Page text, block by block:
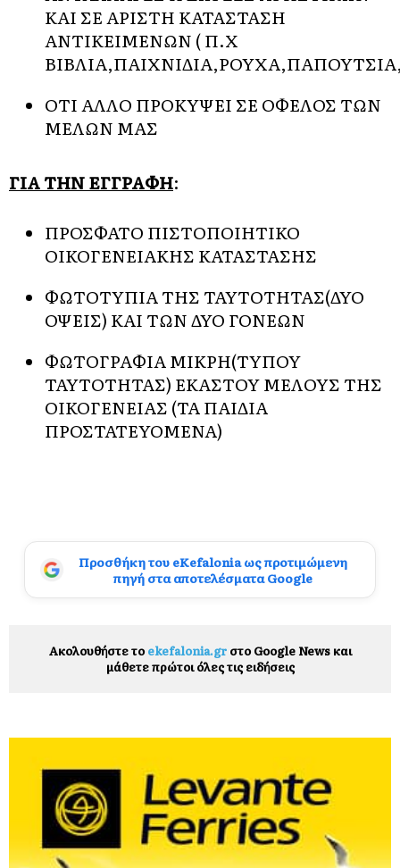
ΚΑΙ ΣΕ ΑΡΙΣΤΗ ΚΑΤΑΣΤΑΣΗ
ΑΝΤΙΚΕΙΜΕΝΩΝ ( Π.Χ
ΟΤΙ ΑΛΛΟ ΠΡΟΚΥΨΕΙ ΣΕ ΟΦΕΛΟΣ ΤΩΝ
ΜΕΛΩΝ ΜΑΣ
ΓΙΑ ΤΗΝ ΕΓΓΡΑΦΗ:
ΠΡΟΣΦΑΤΟ ΠΙΣΤΟΠΟΙΗΤΙΚΟ
ΟΙΚΟΓΕΝΕΙΑΚΗΣ ΚΑΤΑΣΤΑΣΗΣ
ΦΩΤΟΤΥΠΙΑ ΤΗΣ ΤΑΥΤΟΤΗΤΑΣ(ΔΥΟ
ΟΨΕΙΣ) ΚΑΙ ΤΩΝ ΔΥΟ ΓΟΝΕΩΝ
ΦΩΤΟΓΡΑΦΙΑ ΜΙΚΡΗ(ΤΥΠΟΥ
ΤΑΥΤΟΤΗΤΑΣ) ΕΚΑΣΤΟΥ ΜΕΛΟΥΣ ΤΗΣ
ΟΙΚΟΓΕΝΕΙΑΣ (ΤΑ ΠΑΙΔΙΑ
ΠΡΟΣΤΑΤΕΥΟΜΕΝΑ)
Προσθήκη του eKefalonia ως προτιμώμενη
πηγή στα αποτελέσματα Google
Ακολουθήστε το ekefalonia.grστο Google News και
μάθετε πρώτοι όλες τις ειδήσεις